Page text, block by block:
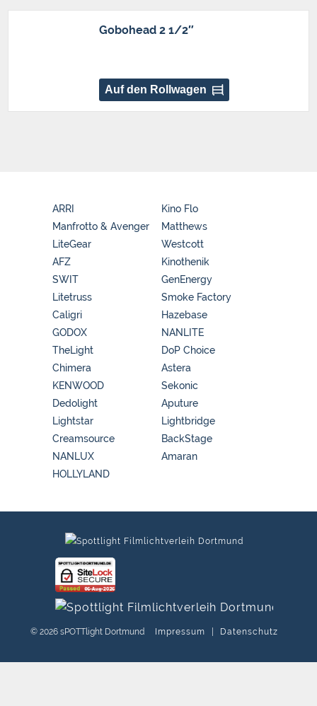
Gobohead 2 1/2″
Auf den Rollwagen
ARRI
Manfrotto & Avenger
LiteGear
AFZ
SWIT
Litetruss
Caligri
GODOX
Kino Flo
Matthews
Westcott
Kinothenik
GenEnergy
Smoke Factory
Hazebase
NANLITE
TheLight
Chimera
KENWOOD
Dedolight
Lightstar
Creamsource
NANLUX
HOLLYLAND
DoP Choice
Astera
Sekonic
Aputure
Lightbridge
BackStage
Amaran
© 2026 sPOTTlight Dortmund Impressum Datenschutz